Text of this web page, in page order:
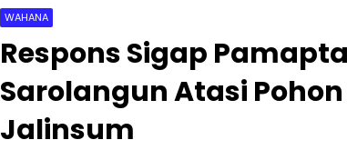
WAHANA
Respons Sigap
Sarolangun Atasi
Jalinsum